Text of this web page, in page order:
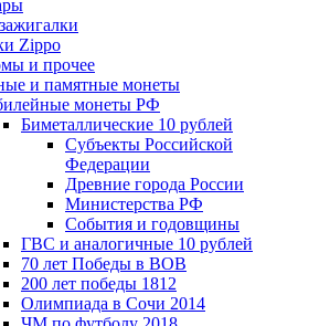
Zippo
и прочее
и памятные монеты
монеты РФ
Биметаллические 10 рублей
Субъекты Российской
Федерации
Древние города России
Министерства РФ
События и годовщины
ГВС и аналогичные 10 рублей
70 лет Победы в ВОВ
200 лет победы 1812
Олимпиада в Сочи 2014